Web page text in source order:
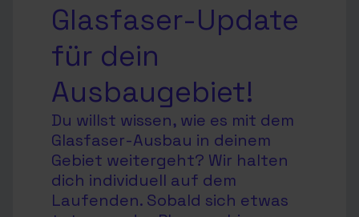
Glasfaser-Update
für dein
Ausbaugebiet!
Du willst wissen, wie es mit dem
Glasfaser-Ausbau in deinem
Gebiet weitergeht? Wir halten
dich individuell auf dem
Laufenden. Sobald sich etwas